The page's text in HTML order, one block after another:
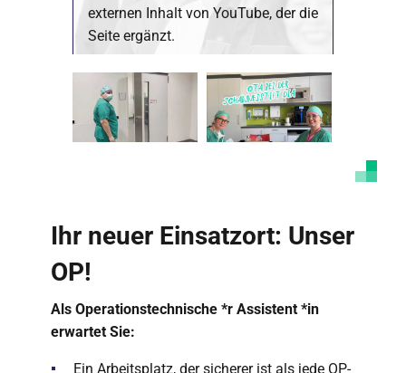
externen Inhalt von YouTube, der die
Seite ergänzt.
Marketing Cookies akzeptieren
Ich bin damit einverstanden, dass mir externe
Inhalte angezeigt werden. Damit können
personenbezogene Daten an Drittplattformen
Ihr neuer Einsatzort: Unser
OP!
Als Operationstechnische *r Assistent *in
erwartet Sie:
Ein Arbeitsplatz, der sicherer ist als jede OP-